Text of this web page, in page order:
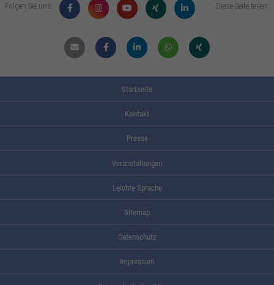
Folgen Sie uns: Diese Seite teilen:
Mail FacebookLinkdin WhatsappXing
Startseite
Kontakt
Presse
Veranstaltungen
Leichte Sprache
Sitemap
Datenschutz
Impressum